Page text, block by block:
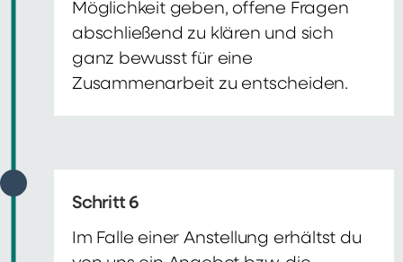
Möglichkeit geben, offene Fragen
abschließend zu klären und sich
ganz bewusst für eine
Zusammenarbeit zu entscheiden.
Schritt 6
Im Falle einer Anstellung erhältst du